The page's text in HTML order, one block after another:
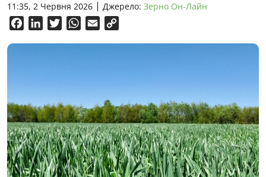
11:35, 2 Червня 2026 Джерело: Зерно Он-Лайн
FacebookLinkedInTwitterWhatsApp
Email